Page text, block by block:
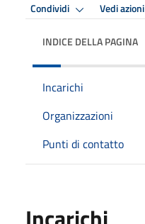
Condividi Vedi azioni
INDICE DELLA PAGINA
Incarichi
Organizzazioni
Punti di contatto